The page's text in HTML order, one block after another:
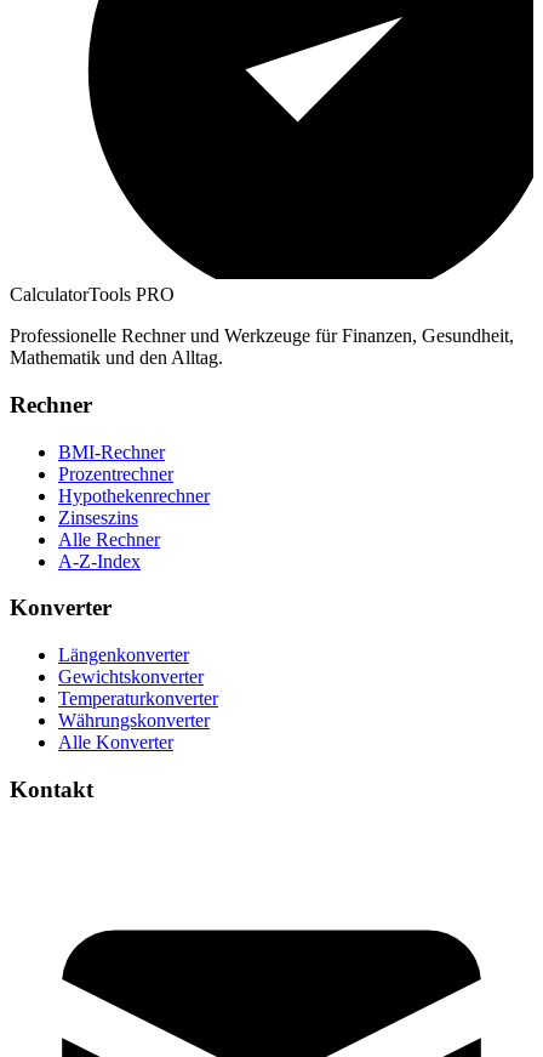
CalculatorTools PRO
Professionelle Rechner und Werkzeuge für Finanzen, Gesundheit,
Mathematik und den Alltag.
Rechner
BMI-Rechner
Prozentrechner
Hypothekenrechner
Zinseszins
Alle Rechner
A-Z-Index
Konverter
Längenkonverter
Gewichtskonverter
Temperaturkonverter
Währungskonverter
Alle Konverter
Kontakt